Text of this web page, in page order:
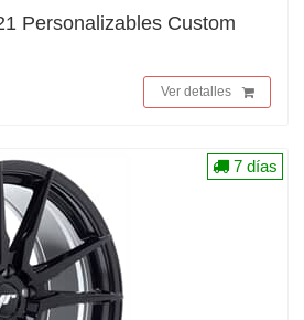
Personalizables Custom
Ver detalles
7 días